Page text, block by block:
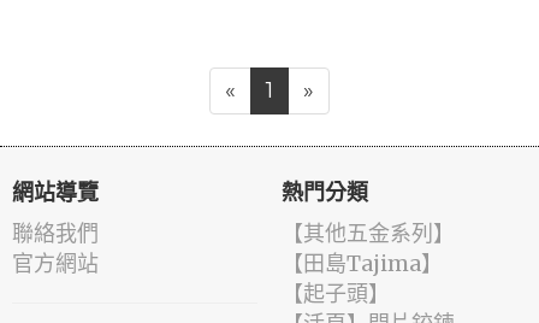
« 1 »
網站導覽
聯絡我們
官方網站
熱門分類
【其他五金系列】
【田島Tajima】
【起子頭】